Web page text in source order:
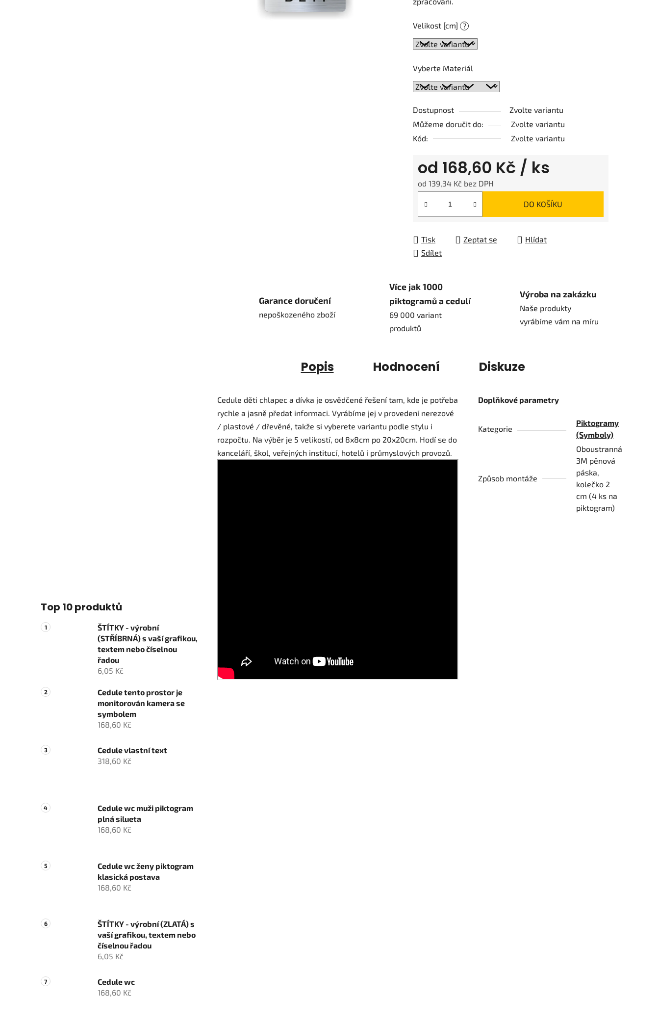
Top 10 produktů
ŠTÍTKY - výrobní
(STŘÍBRNÁ) s vaší grafikou,
textem nebo číselnou
řadou
6,05 Kč
Cedule tento prostor je
monitorován kamera se
symbolem
168,60 Kč
Cedule vlastní text
318,60 Kč
Cedule wc muži piktogram
plná silueta
168,60 Kč
Cedule wc ženy piktogram
klasická postava
168,60 Kč
ŠTÍTKY - výrobní (ZLATÁ) s
vaší grafikou, textem nebo
číselnou řadou
6,05 Kč
Cedule wc
168,60 Kč
0,0
5
hvězdiček.
Velikost [cm] ?
Vyberte Materiál
Dostupnost
Zvolte variantu
Můžeme doručit do:
Zvolte variantu
Kód:
Zvolte variantu
od 168,60 Kč / ks
od 139,34 Kč bez DPH
DO KOŠÍKU
Tisk Zeptat se
Hlídat
Sdílet
Garance doručení
nepoškozeného zboží
Více jak 1000
piktogramů a cedulí
69 000 variant
produktů
Výroba na zakázku
Naše produkty
vyrábíme vám na míru
Popis Hodnocení Diskuze
Cedule děti chlapec a dívka je osvědčené řešení tam, kde je potřeba
rychle a jasně předat informaci. Vyrábíme jej v provedení nerezové
/ plastové / dřevěné, takže si vyberete variantu podle stylu i
rozpočtu. Na výběr je 5 velikostí, od 8x8cm po 20x20cm. Hodí se do
kanceláří, škol, veřejných institucí, hotelů i průmyslových provozů.
Doplňkové parametry
Kategorie
Piktogramy
(Symboly)
Způsob montáže
Oboustranná
3M pěnová
páska,
kolečko 2
cm (4 ks na
piktogram)